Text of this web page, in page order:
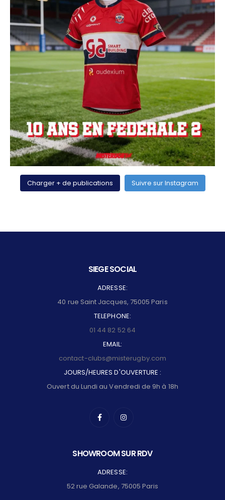
Charger + de publications Suivre sur Instagram
SIEGE SOCIAL
ADRESSE:
40 rue Saint Jacques, 75005 Paris
TELEPHONE:
01 44 82 52 64
EMAIL:
contact-clubs@misterugby.com
JOURS/HEURES D'OUVERTURE :
Ouvert du Lundi au Vendredi de 9h à 18h
SHOWROOM SUR RDV
ADRESSE:
52 rue Galande, 75005 Paris